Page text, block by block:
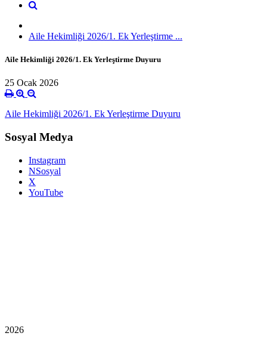
Aile Hekimliği 2026/1. Ek Yerleştirme ...
Aile Hekimliği 2026/1. Ek Yerleştirme Duyuru
25 Ocak 2026
Aile Hekimliği 2026/1. Ek Yerleştirme Duyuru
Sosyal Medya
Instagram
NSosyal
X
YouTube
2026